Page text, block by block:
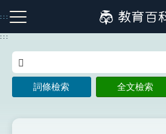
到
主
:::
注音索引圖示 筆畫索引圖示
:::
詞條檢索 全文檢索